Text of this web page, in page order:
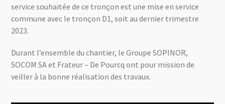
service souhaitée de ce tronçon est une mise en service
commune avec le tronçon D1, soit au dernier trimestre
2023.
Durant l’ensemble du chantier, le Groupe SOPINOR,
SOCOM SA et Frateur – De Pourcq ont pour mission de
veiller à la bonne réalisation des travaux.